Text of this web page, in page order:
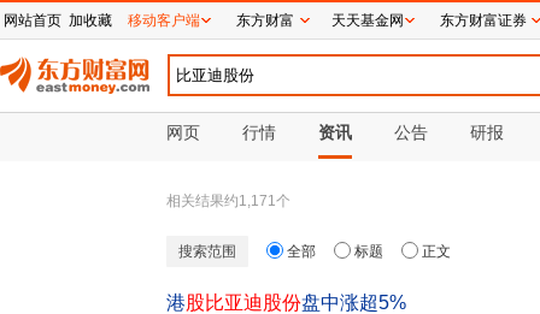
网页 行情 资讯 公告 研报
相关结果约1,171个
搜索范围 全部 标题 正文
港股比亚迪股份盘中涨超5%
网站首页 加收藏 移动客户端 东方财富 天天基金网 东方财富证券